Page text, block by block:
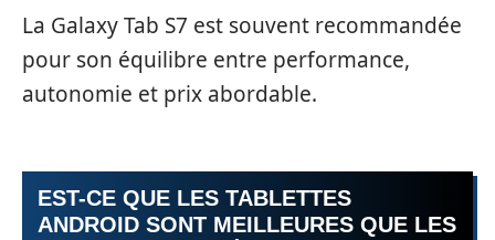
La Galaxy Tab S7 est souvent recommandée
pour son équilibre entre performance,
autonomie et prix abordable.
EST-CE QUE LES TABLETTES
ANDROID SONT MEILLEURES QUE LES